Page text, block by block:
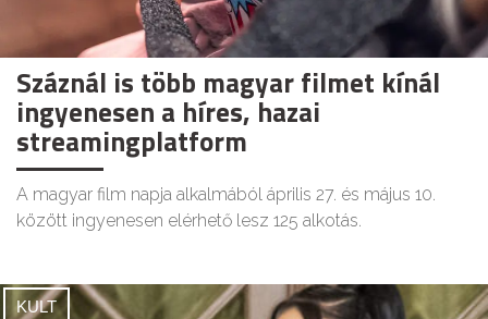
Száznál is több magyar filmet kínál
ingyenesen a híres, hazai
streamingplatform
A magyar film napja alkalmából április 27. és május 10.
között ingyenesen elérhető lesz 125 alkotás.
KULT